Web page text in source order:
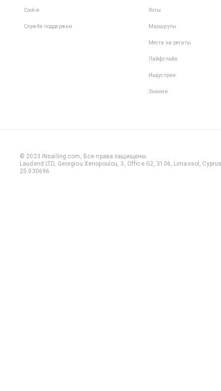
Cookie
Служба поддержки
Яхты
Маршруты
Места на регаты
Лайфстайл
Индустрия
Знания
© 2023 iNsailing.com, Все права защищены.
Laudend LTD, Georgiou Xenopoulou, 3, Office G2, 3106, Limassol,
25 030696